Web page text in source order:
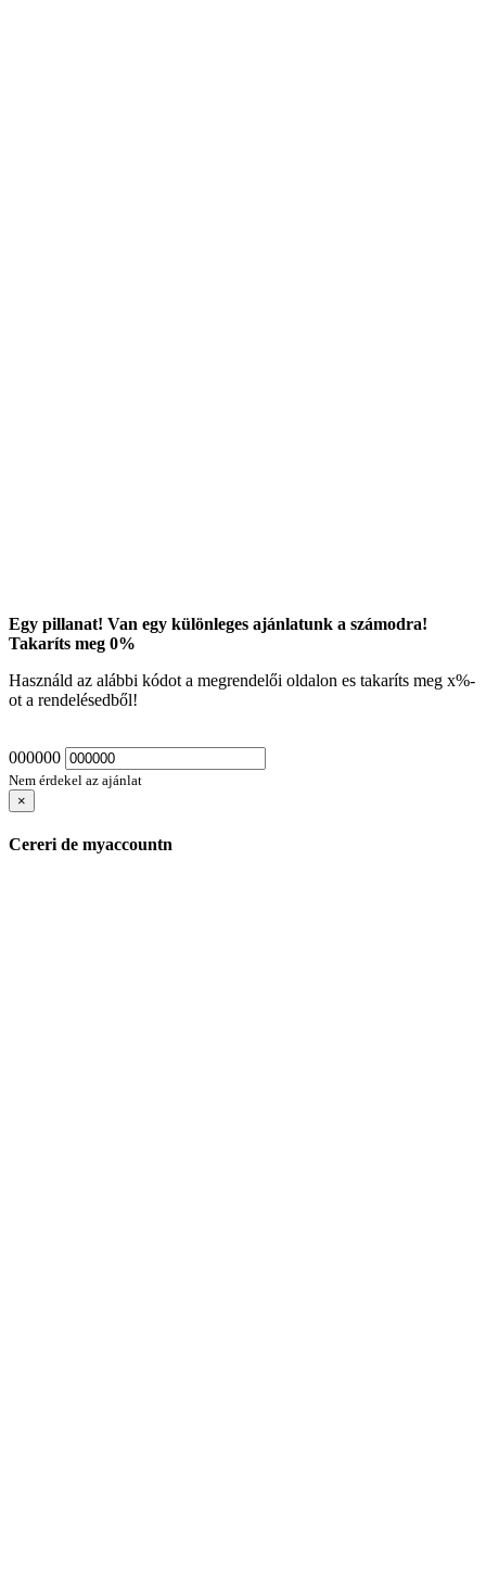
Egy pillanat! Van egy különleges ajánlatunk a számodra!
Takaríts meg 0%
Használd az alábbi kódot a megrendelői oldalon es takaríts meg x%-
ot a rendelésedből!
000000
Nem érdekel az ajánlat
×
Cereri de myaccountn